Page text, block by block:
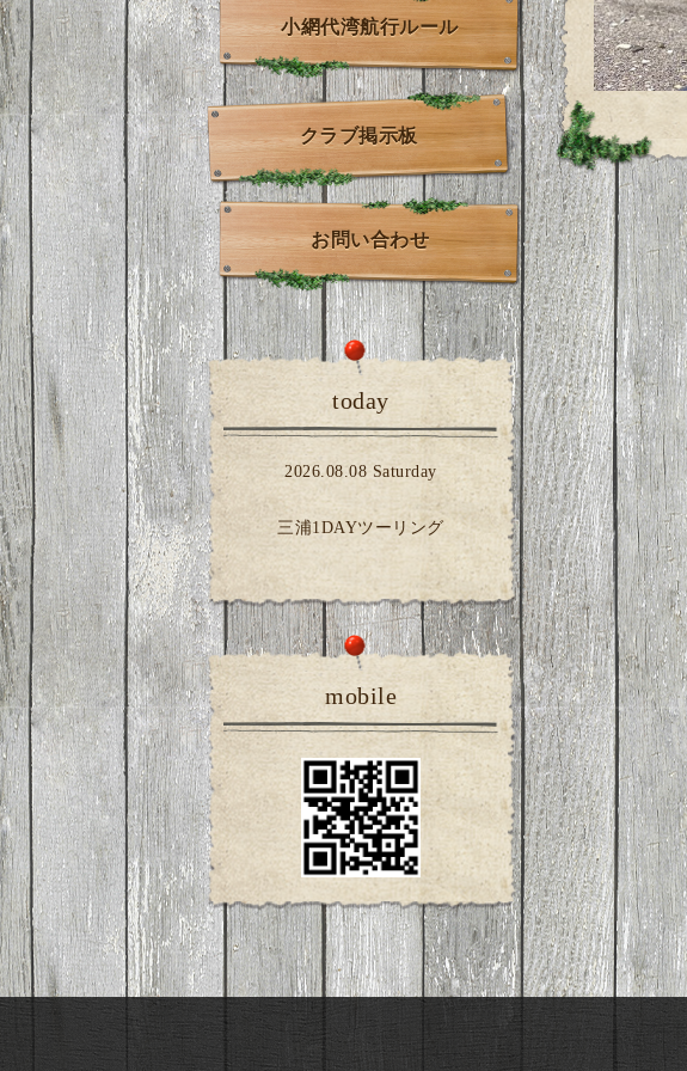
小網代湾航行ルール
クラブ掲示板
お問い合わせ
today
2026.08.08 Saturday
三浦1DAYツーリング
mobile